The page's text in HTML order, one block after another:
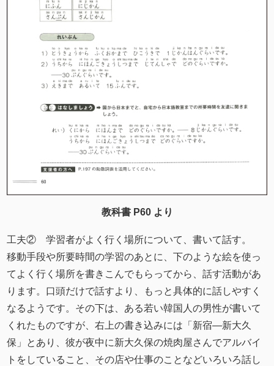
教科書 P60 より
工夫② 学習者がよく行く場所について、書いて話す。
移動手段や所要時間の学習のあとに、下のような絵を使っ
てよく行く場所を書きこんでもらってから、話す活動があ
ります。口頭だけで話すより、もっと具体的に話しやすく
なるようです。その下は、ある若い韓国人の男性が書いて
くれたものですが、右上の書き込みには「新宿―新大久
保」とあり、彼が夜中に新大久保の焼肉屋さんでアルバイ
トをしていること、その店や仕事のことなどいろいろ話し